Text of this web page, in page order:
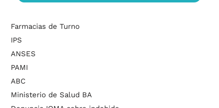
Farmacias de Turno
IPS
ANSES
PAMI
ABC
Ministerio de Salud BA